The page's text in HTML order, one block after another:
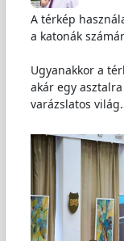
A térkép
a katonák
Ugyanakkor a
akár egy
varázslatos